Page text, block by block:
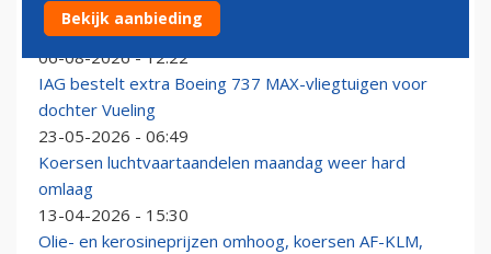
Analyse kwartaalcijfers: Dat vliegen duurder wordt, lijkt
geen probleem voor de reiziger
06-08-2026 - 12:22
IAG bestelt extra Boeing 737 MAX-vliegtuigen voor
dochter Vueling
23-05-2026 - 06:49
Koersen luchtvaartaandelen maandag weer hard
omlaag
13-04-2026 - 15:30
Olie- en kerosineprijzen omhoog, koersen AF-KLM,
Bekijk aanbieding